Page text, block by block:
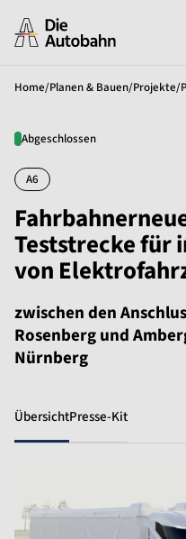
Home/Planen & Bauen/Projekte/
Abgeschlossen
A6
Teststrecke für
von
zwischen den
Rosenberg und
Nürnberg
ÜbersichtPresse-Kit